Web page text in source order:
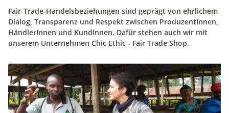
Fair-Trade-Handelsbeziehungen sind geprägt von ehrlichem
Dialog, Transparenz und Respekt zwischen ProduzentInnen,
HändlerInnen und KundInnen. Dafür stehen auch wir mit
unserem Unternehmen Chic Ethic - Fair Trade Shop.